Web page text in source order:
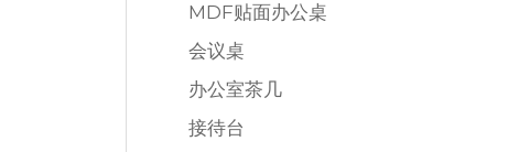
MDF贴面办公桌
会议桌
办公室茶几
接待台